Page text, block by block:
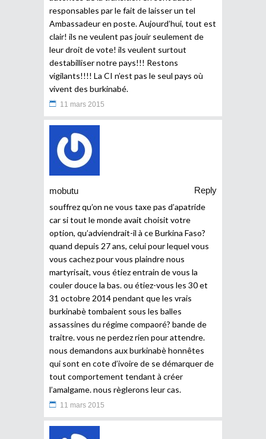
responsables par le fait de laisser un tel
Ambassadeur en poste. Aujourd’hui, tout est
clair! ils ne veulent pas jouir seulement de
leur droit de vote! ils veulent surtout
destabilliser notre pays!!! Restons
vigilants!!!! La CI n’est pas le seul pays où
vivent des burkinabé.
11 mars 2015
mobutu
Reply
souffrez qu’on ne vous taxe pas d’apatride
car si tout le monde avait choisit votre
option, qu’adviendrait-il à ce Burkina Faso?
quand depuis 27 ans, celui pour lequel vous
vous cachez pour vous plaindre nous
martyrisait, vous étiez entrain de vous la
couler douce la bas. ou étiez-vous les 30 et
31 octobre 2014 pendant que les vrais
burkinabè tombaient sous les balles
assassines du régime compaoré? bande de
traitre. vous ne perdez rien pour attendre.
nous demandons aux burkinabè honnêtes
qui sont en cote d’ivoire de se démarquer de
tout comportement tendant à créer
l’amalgame. nous règlerons leur cas.
11 mars 2015